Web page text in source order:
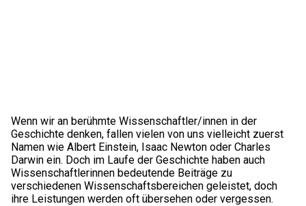
Wenn wir an berühmte Wissenschaftler/innen in der
Geschichte denken, fallen vielen von uns vielleicht zuerst
Namen wie Albert Einstein, Isaac Newton oder Charles
Darwin ein. Doch im Laufe der Geschichte haben auch
Wissenschaftlerinnen bedeutende Beiträge zu
verschiedenen Wissenschaftsbereichen geleistet, doch
ihre Leistungen werden oft übersehen oder vergessen.